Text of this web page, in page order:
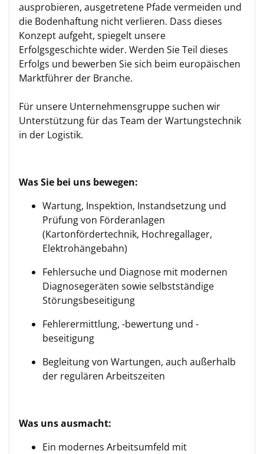
ausprobieren, ausgetretene Pfade vermeiden und
die Bodenhaftung nicht verlieren. Dass dieses
Konzept aufgeht, spiegelt unsere
Erfolgsgeschichte wider. Werden Sie Teil dieses
Erfolgs und bewerben Sie sich beim europäischen
Marktführer der Branche.
Für unsere Unternehmensgruppe suchen wir
Unterstützung für das Team der Wartungstechnik
in der Logistik.
Was Sie bei uns bewegen:
Wartung, Inspektion, Instandsetzung und
Prüfung von Förderanlagen
(Kartonfördertechnik, Hochregallager,
Elektrohängebahn)
Fehlersuche und Diagnose mit modernen
Diagnosegeräten sowie selbstständige
Störungsbeseitigung
Fehlerermittlung, -bewertung und -
beseitigung
Begleitung von Wartungen, auch außerhalb
der regulären Arbeitszeiten
Was uns ausmacht:
Ein modernes Arbeitsumfeld mit